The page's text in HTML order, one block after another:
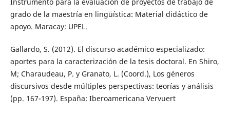
grado de la maestría en lingüística: Material didáctico de
apoyo. Maracay: UPEL.
Gallardo, S. (2012). El discurso académico especializado:
aportes para la caracterización de la tesis doctoral. En Shiro,
M; Charaudeau, P. y Granato, L. (Coord.), Los géneros
discursivos desde múltiples perspectivas: teorías y análisis
(pp. 167-197). España: Iberoamericana Vervuert